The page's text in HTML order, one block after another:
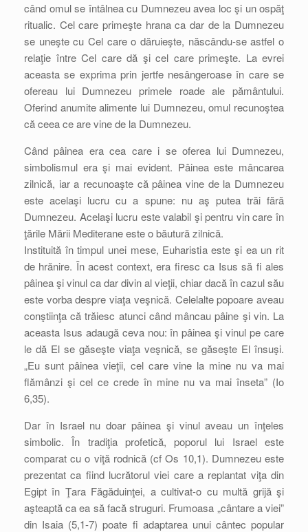
când omul se întâlnea cu Dumnezeu avea loc şi un ospăţ
ritualic. Cel care primeşte hrana ca dar de la Dumnezeu
se uneşte cu Cel care o dăruieşte, născându-se astfel o
relaţie între Cel care dă şi cel care primeşte. La evrei
aceasta se exprima prin jertfe nesângeroase în care se
ofereau lui Dumnezeu primele roade ale pământului.
Oferind anumite alimente lui Dumnezeu, omul recunoştea
că ceea ce are vine de la Dumnezeu.
Când pâinea era cea care i se oferea lui Dumnezeu,
simbolismul era şi mai evident. Pâinea este mâncarea
zilnică, iar a recunoaşte că pâinea vine de la Dumnezeu
este acelaşi lucru cu a spune: nu aş putea trăi fără
Dumnezeu. Acelaşi lucru este valabil şi pentru vin care în
ţările Mării Mediterane este o băutură zilnică.
Instituită în timpul unei mese, Euharistia este şi ea un rit
de hrănire. În acest context, era firesc ca Isus să fi ales
pâinea şi vinul ca dar divin al vieţii, chiar dacă în cazul său
este vorba despre viaţa veşnică. Celelalte popoare aveau
conştiinţa că trăiesc atunci când mâncau pâine şi vin. La
aceasta Isus adaugă ceva nou: în pâinea şi vinul pe care
le dă El se găseşte viaţa veşnică, se găseşte El însuşi.
„Eu sunt pâinea vieţii, cel care vine la mine nu va mai
flămânzi şi cel ce crede în mine nu va mai înseta” (Io
6,35).
Dar în Israel nu doar pâinea şi vinul aveau un înţeles
simbolic. În tradiţia profetică, poporul lui Israel este
comparat cu o viţă rodnică (cf Os 10,1). Dumnezeu este
prezentat ca fiind lucrătorul viei care a replantat viţa din
Egipt în Ţara Făgăduinţei, a cultivat-o cu multă grijă şi
aşteaptă ca ea să facă struguri. Frumoasa „cântare a viei”
din Isaia (5,1-7) poate fi adaptarea unui cântec popular